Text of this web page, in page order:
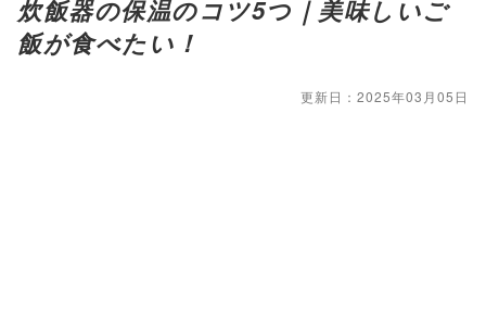
炊飯器の保温のコツ5つ｜美味しいご
飯が食べたい！
更新日：2025年03月05日